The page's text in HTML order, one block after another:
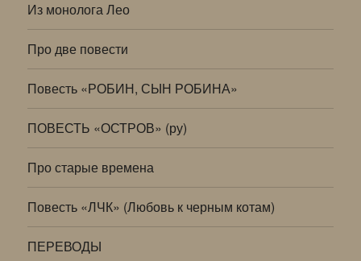
Из монолога Лео
Про две повести
Повесть «РОБИН, СЫН РОБИНА»
ПОВЕСТЬ «ОСТРОВ» (ру)
Про старые времена
Повесть «ЛЧК» (Любовь к черным котам)
ПЕРЕВОДЫ